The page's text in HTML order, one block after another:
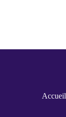
Accueil